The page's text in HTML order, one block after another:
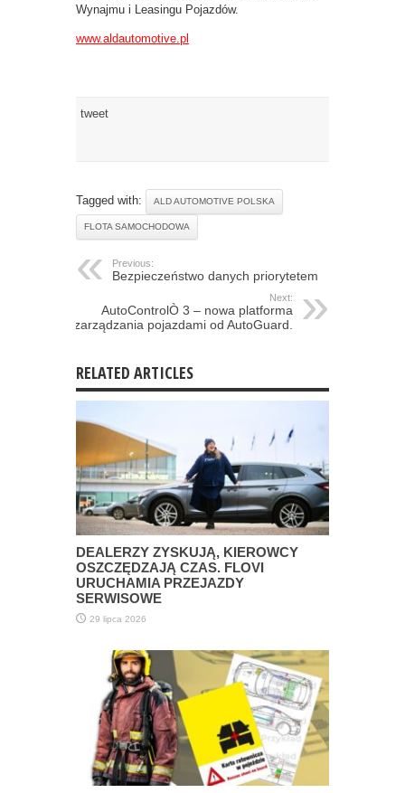
Wynajmu i Leasingu Pojazdów.
www.aldautomotive.pl
tweet
Tagged with: ALD AUTOMOTIVE POLSKA
FLOTA SAMOCHODOWA
Previous:
Bezpieczeństwo danych priorytetem
Next:
AutoControlÒ 3 – nowa platforma
zarządzania pojazdami od AutoGuard.
RELATED ARTICLES
DEALERZY ZYSKUJĄ, KIEROWCY
OSZCZĘDZAJĄ CZAS. FLOVI
URUCHAMIA PRZEJAZDY
SERWISOWE
29 lipca 2026